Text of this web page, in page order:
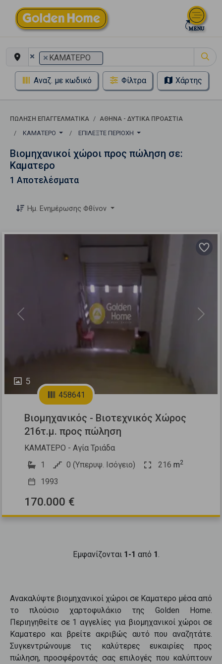
× × ΚΑΜΑΤΕΡΟ
Αναζ. με κωδικό Φίλτρα Χάρτης
ΠΏΛΗΣΗ ΕΠΑΓΓΕΛΜΑΤΙΚΆ
ΑΘΗΝΑ - ΔΥΤΙΚΑ ΠΡΟΑΣΤΙΑ
ΚΑΜΑΤΕΡΟ
ΕΠΙΛΈΞΤΕ ΠΕΡΙΟΧΉ
Βιομηχανικοί χώροι προς πώληση σε:
Καματερο
1 Αποτελέσματα
Ημ. Ενημέρωσης Φθίνον
5
Previous Next
458641
Βιομηχανικός - Βιοτεχνικός Χώρος
216τ.μ. προς πώληση
ΚΑΜΑΤΕΡΟ - Αγία Τριάδα
1
0 (Υπερυψ. Ισόγειο) 216 m2
1993
170.000 €
Εμφανίζονται 1-1 από 1
Ανακαλύψτε βιομηχανικοί χώροι σε Καματερο μέσα από
το πλούσιο χαρτοφυλάκιο της Golden Home.
Περιηγηθείτε σε 1 αγγελίες για βιομηχανικοί χώροι σε
Καματερο και βρείτε ακριβώς αυτό που αναζητάτε.
Συγκεντρώνουμε τις καλύτερες ευκαιρίες προς
πώληση, προσφέροντάς σας επιλογές που καλύπτουν